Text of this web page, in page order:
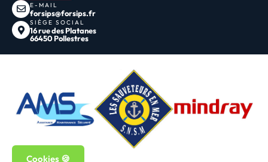
Cookies 🍪
E-MAIL
forsips@forsips.fr
SIÈGE SOCIAL
16 rue des Platanes
66450 Pollestres